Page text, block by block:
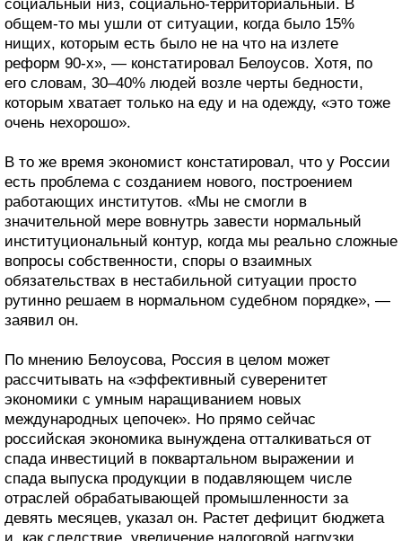
социальный низ, социально-территориальный. В
общем-то мы ушли от ситуации, когда было 15%
нищих, которым есть было не на что на излете
реформ 90-х», — констатировал Белоусов. Хотя, по
его словам, 30–40% людей возле черты бедности,
которым хватает только на еду и на одежду, «это тоже
очень нехорошо».
В то же время экономист констатировал, что у России
есть проблема с созданием нового, построением
работающих институтов. «Мы не смогли в
значительной мере вовнутрь завести нормальный
институциональный контур, когда мы реально сложные
вопросы собственности, споры о взаимных
обязательствах в нестабильной ситуации просто
рутинно решаем в нормальном судебном порядке», —
заявил он.
По мнению Белоусова, Россия в целом может
рассчитывать на «эффективный суверенитет
экономики с умным наращиванием новых
международных цепочек». Но прямо сейчас
российская экономика вынуждена отталкиваться от
спада инвестиций в поквартальном выражении и
спада выпуска продукции в подавляющем числе
отраслей обрабатывающей промышленности за
девять месяцев, указал он. Растет дефицит бюджета